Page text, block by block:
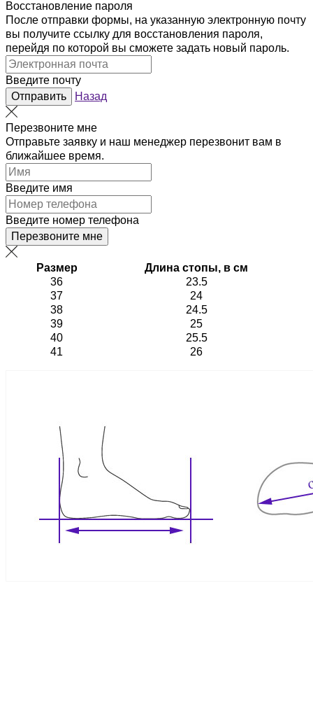
Восстановление пароля
После отправки формы, на указанную электронную почту
вы получите ссылку для восстановления пароля,
перейдя по которой вы сможете задать новый пароль.
Введите почту
Отправить
Назад
Перезвоните мне
Отправьте заявку и наш менеджер перезвонит вам в
ближайшее время.
Введите имя
Введите номер телефона
Перезвоните мне
Размер
Длина стопы, в см
36
23.5
37
24
38
24.5
39
25
40
25.5
41
26